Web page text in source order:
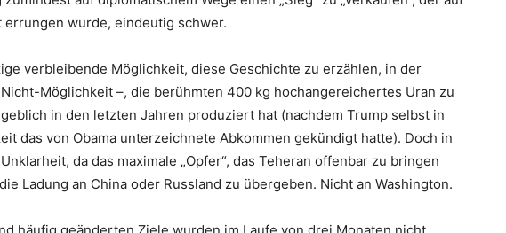
wurde, eindeutig schwer.
verbleibende Möglichkeit, diese Geschichte zu erzählen, in der
Möglichkeit –, die berühmten 400 kg hochangereichertes Uran zu
in den letzten Jahren produziert hat (nachdem Trump selbst in
das von Obama unterzeichnete Abkommen gekündigt hatte). Doch in
da das maximale „Opfer“, das Teheran offenbar zu bringen
Ladung an China oder Russland zu übergeben. Nicht an Washington.